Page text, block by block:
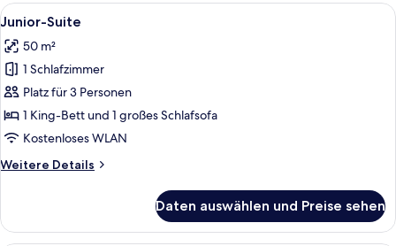
Alle
Fotos
für
Junior-
Suite
anzeigen
Ein modernes Hotelzimmer mit
7
Junior-Suite
50 m²
1 Schlafzimmer
Platz für 3 Personen
1 King-Bett und 1 großes Schlafsofa
Kostenloses WLAN
Weitere Details
Weitere
Suite
Daten auswählen und Preise sehen